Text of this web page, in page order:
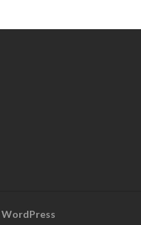
WordPress